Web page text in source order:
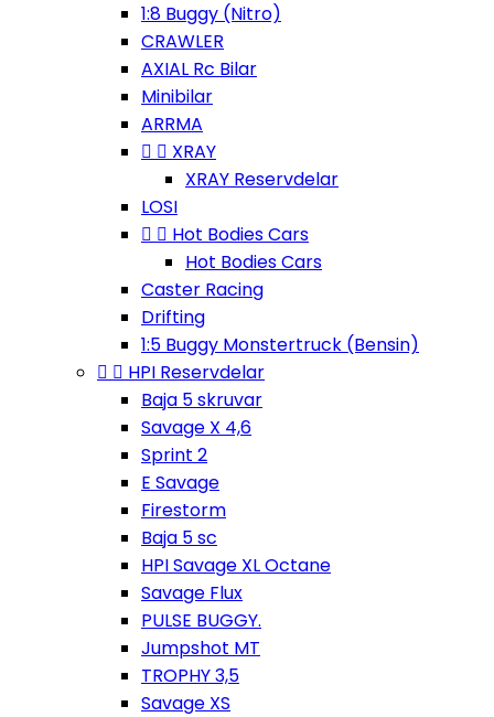
1:8 Buggy (Nitro)
CRAWLER
AXIAL Rc Bilar
Minibilar
ARRMA
  XRAY
XRAY Reservdelar
LOSI
  Hot Bodies Cars
Hot Bodies Cars
Caster Racing
Drifting
1:5 Buggy Monstertruck (Bensin)
  HPI Reservdelar
Baja 5 skruvar
Savage X 4,6
Sprint 2
E Savage
Firestorm
Baja 5 sc
HPI Savage XL Octane
Savage Flux
PULSE BUGGY.
Jumpshot MT
TROPHY 3,5
Savage XS